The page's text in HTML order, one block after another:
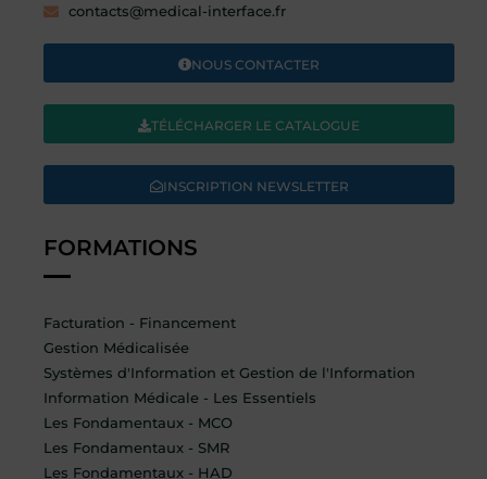
contacts@medical-interface.fr
NOUS CONTACTER
TÉLÉCHARGER LE CATALOGUE
INSCRIPTION NEWSLETTER
FORMATIONS
Facturation - Financement
Gestion Médicalisée
Systèmes d'Information et Gestion de l'Information
Information Médicale - Les Essentiels
Les Fondamentaux - MCO
Les Fondamentaux - SMR
Les Fondamentaux - HAD